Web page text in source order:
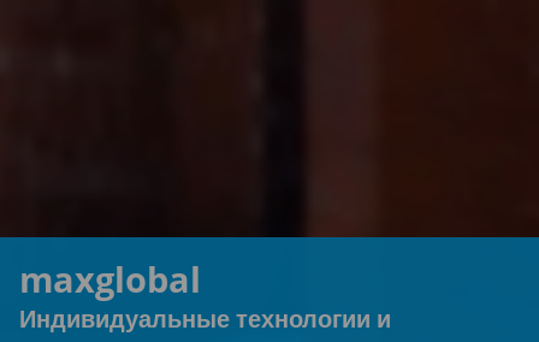
maxglobal
Индивидуальные технологии и